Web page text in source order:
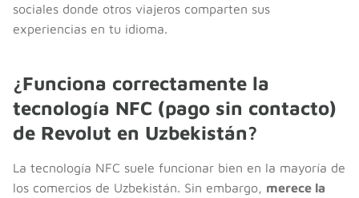
sociales donde otros viajeros comparten sus
experiencias en tu idioma.
¿Funciona correctamente la
tecnología NFC (pago sin contacto)
de Revolut en Uzbekistán?
La tecnología NFC suele funcionar bien en la mayoría de
los comercios de Uzbekistán. Sin embargo, merece la